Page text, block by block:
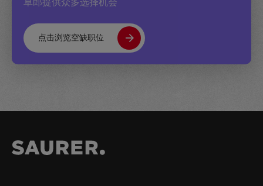
卓郎提供众多选择机会
点击浏览空缺职位